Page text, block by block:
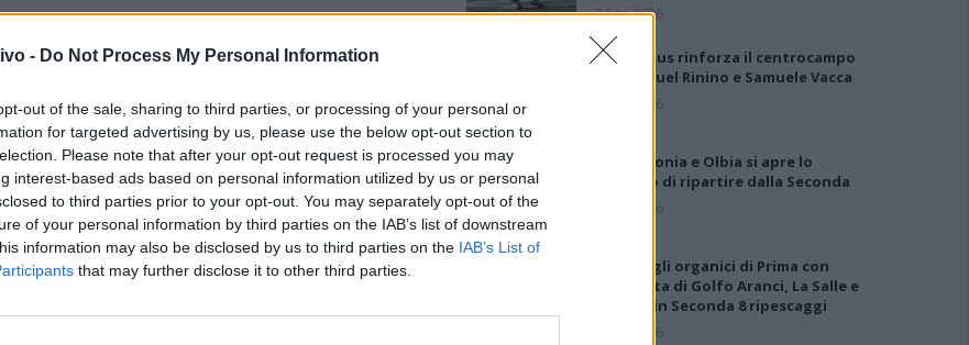
- Do Not Process My Personal Information
out of the sale, sharing to third parties, or processing of your personal or
for targeted advertising by us, please use the below opt-out section to
Please note that after your opt-out request is processed you may
interest-based ads based on personal information utilized by us or personal
to third parties prior to your opt-out. You may separately opt-out of the
of your personal information by third parties on the IAB’s list of downstream
information may also be disclosed by us to third parties on the IAB’s List of
that may further disclose it to other third parties.
7 Ago 2026
Il Selargius rinforza il centrocampo
con Manuel Rinino e Samuele Vacca
6 Ago 2026
Per Carbonia e Olbia si apre lo
spiraglio di ripartire dalla Seconda
7 Ago 2026
Definiti gli organici di Prima con
l'aggiunta di Golfo Aranci, La Salle e
Ottava, in Seconda 8 ripescaggi
7 Ago 2026